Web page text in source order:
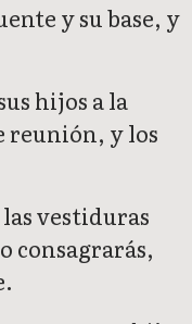
y su base, y
hijos a la
reunión, y los
vestiduras
consagrarás,